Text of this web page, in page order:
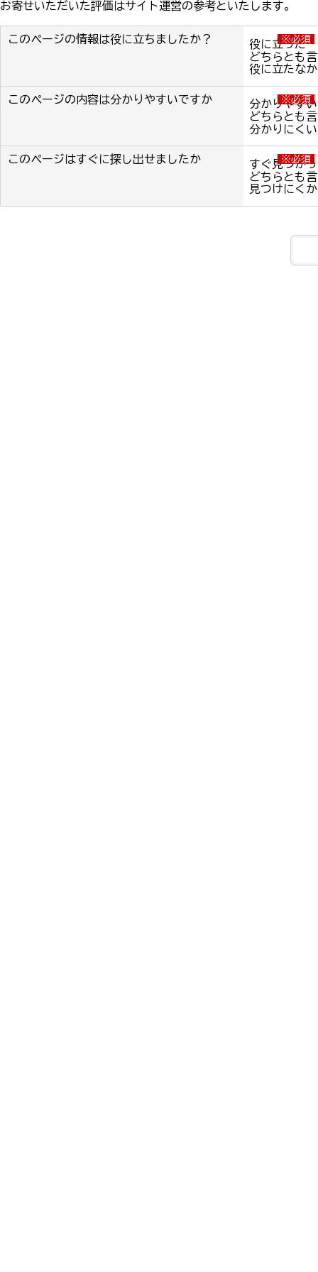
お寄せいただいた評価はサイト運営の参考といたします。
このページの情報は役に立ちましたか？ ※必須
役に立った
どちらとも
役に立たな
このページの内容は分かりやすいですか ※必須
分かりやすい
どちらとも
分かりにくい
このページはすぐに探し出せましたか ※必須
すぐ見つか
どちらとも
見つけにく